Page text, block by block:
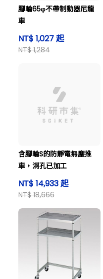
腳輪65φ不帶制動器尼龍
車
NT$ 1,027 起
NT$ 1,284
含腳輪S的防靜電無塵推
車，洞孔已加工
NT$ 14,933 起
NT$ 18,666